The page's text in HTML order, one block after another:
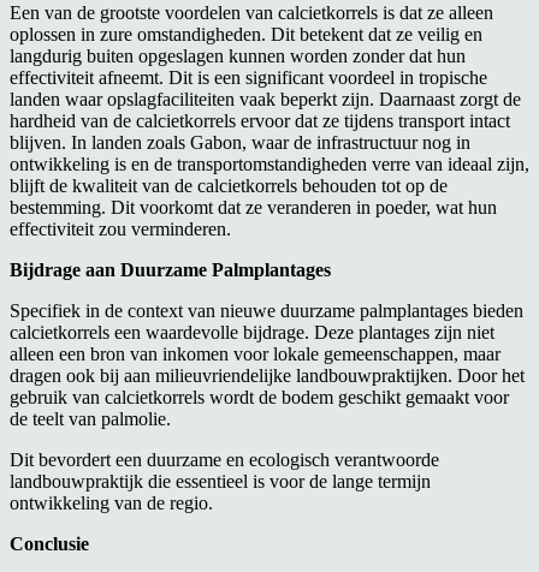
Een van de grootste voordelen van calcietkorrels is dat ze alleen
oplossen in zure omstandigheden. Dit betekent dat ze veilig en
langdurig buiten opgeslagen kunnen worden zonder dat hun
effectiviteit afneemt. Dit is een significant voordeel in tropische
landen waar opslagfaciliteiten vaak beperkt zijn. Daarnaast zorgt de
hardheid van de calcietkorrels ervoor dat ze tijdens transport intact
blijven. In landen zoals Gabon, waar de infrastructuur nog in
ontwikkeling is en de transportomstandigheden verre van ideaal zijn,
blijft de kwaliteit van de calcietkorrels behouden tot op de
bestemming. Dit voorkomt dat ze veranderen in poeder, wat hun
effectiviteit zou verminderen.
Bijdrage aan Duurzame Palmplantages
Specifiek in de context van nieuwe duurzame palmplantages bieden
calcietkorrels een waardevolle bijdrage. Deze plantages zijn niet
alleen een bron van inkomen voor lokale gemeenschappen, maar
dragen ook bij aan milieuvriendelijke landbouwpraktijken. Door het
gebruik van calcietkorrels wordt de bodem geschikt gemaakt voor
de teelt van palmolie.
Dit bevordert een duurzame en ecologisch verantwoorde
landbouwpraktijk die essentieel is voor de lange termijn
ontwikkeling van de regio.
Conclusie